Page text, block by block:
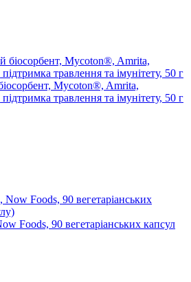
Mycoton®, Amrita,
травлення та імунітету, 50 г
Foods, 90 вегетаріанських капсул